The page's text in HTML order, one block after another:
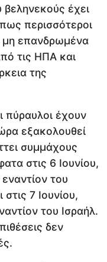
έχει
περισσότεροι
μη επανδρωμένα
τις ΗΠΑ και
της
πύραυλοι έχουν
εξακολουθεί
συμμάχους
στις 6 Ιουνίου,
του
7 Ιουνίου,
του Ισραήλ.
δεν